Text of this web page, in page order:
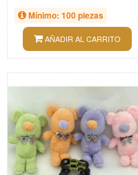
Mínimo: 100 piezas
AÑADIR AL CARRITO